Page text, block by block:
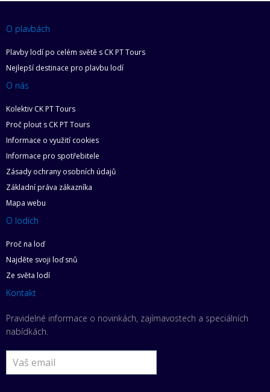
O plavbách
Plavby lodí po celém světě s CK PT Tours
Nejlepší destinace pro plavbu lodí
O nás
Kolektiv CK PT Tours
Proč plout s CK PT Tours
Informace o využití cookies
Informace pro spotřebitele
Zásady ochrany osobních údajů
Základní práva zákazníka
Mapa webu
O lodích
Proč na loď
Najděte svoji loď snů
Ze světa lodí
Kontakt
Pravidelné informace o novinkách, zajímavostech a speciálních
nabídkách.